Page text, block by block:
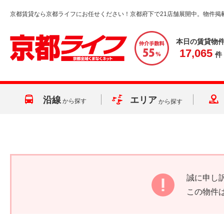
京都賃貸なら京都ライフにお任せください！京都府下で21店舗展開中。物件掲
本日の賃貸物
17,065 件
沿線 から探す エリア から探す
誠に申し
この物件